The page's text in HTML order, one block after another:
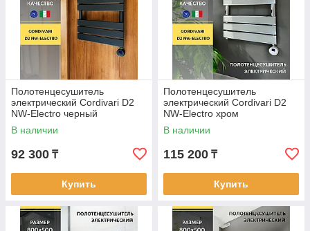
Полотенцесушитель
электрический Cordivari D2
NW-Electro черный
В наличии
92 300 ₸
Купить
Полотенцесушитель
электрический Cordivari D2
NW-Electro хром
В наличии
115 200 ₸
Купить